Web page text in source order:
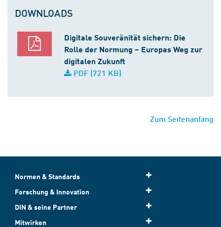
DOWNLOADS
Digitale Souveränität sichern: Die
Rolle der Normung – Europas Weg zur
digitalen Zukunft
PDF (721 KB)
Zum Seitenanfang
Normen & Standards
Forschung & Innovation
DIN & seine Partner
Mitwirken